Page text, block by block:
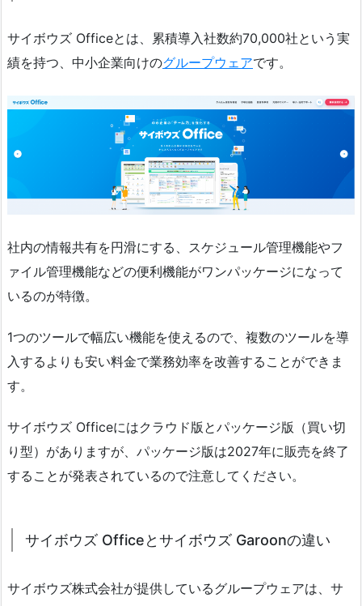
サイボウズ Officeとは、累積導入社数約70,000社という実
績を持つ、中小企業向けのグループウェアです。
社内の情報共有を円滑にする、スケジュール管理機能やフ
ァイル管理機能などの便利機能がワンパッケージになって
いるのが特徴。
1つのツールで幅広い機能を使えるので、複数のツールを導
入するよりも安い料金で業務効率を改善することができま
す。
サイボウズ Officeにはクラウド版とパッケージ版（買い切
り型）がありますが、パッケージ版は2027年に販売を終了
することが発表されているので注意してください。
サイボウズ Officeとサイボウズ Garoonの違い
サイボウズ株式会社が提供しているグループウェアは、サ